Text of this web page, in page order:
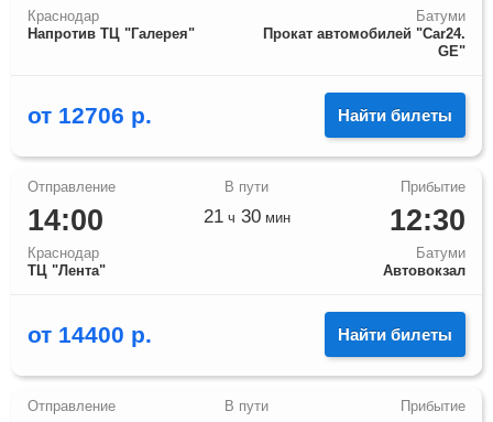
Краснодар
Напротив ТЦ "Галерея"
Батуми
Прокат автомобилей "Car24.
GE"
от 12706 р. Найти билеты
14:00
Краснодар
ТЦ "Лента"
12:30
Батуми
Автовокзал
21ч 30мин
от 14400 р. Найти билеты